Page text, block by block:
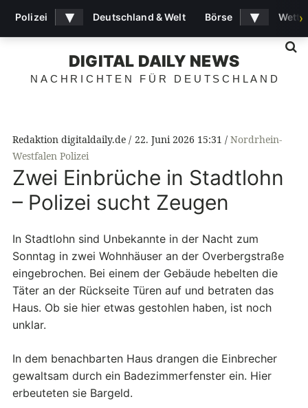
DIGITAL DAILY NEWS
NACHRICHTEN FÜR DEUTSCHLAND
Redaktion digitaldaily.de 22. Juni 2026 15:31
Nordrhein-
Westfalen Polizei
Zwei Einbrüche in Stadtlohn
– Polizei sucht Zeugen
In Stadtlohn sind Unbekannte in der Nacht zum
Sonntag in zwei Wohnhäuser an der Overbergstraße
eingebrochen. Bei einem der Gebäude hebelten die
Täter an der Rückseite Türen auf und betraten das
Haus. Ob sie hier etwas gestohlen haben, ist noch
unklar.
In dem benachbarten Haus drangen die Einbrecher
gewaltsam durch ein Badezimmerfenster ein. Hier
erbeuteten sie Bargeld.
Polizei ▾ Deutschland & Welt Börse ▾ ›